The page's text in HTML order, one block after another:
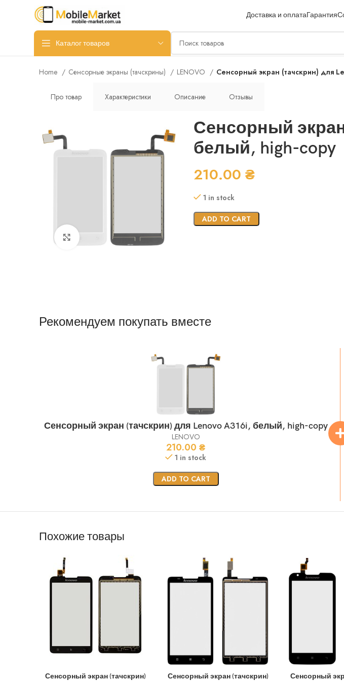
Доставка и оплатаГарантия
Каталог товаров
Home Сенсорные экраны (тачскрины) LENOVO Сенсорный экран (тачскрин) для
Про товар Характеристики Описание Отзывы
Нажмите, чтобы увеличить
Сенсорный
белый, high-copy
210.00 ₴
1 in stock
ADD TO CART
Рекомендуем покупать вместе
Сенсорный экран (тачскрин) для Lenovo A316i, белый, high-copy
LENOVO
210.00 ₴
1 in stock
ADD TO CART
Похожие товары
Сенсорный экран (тачскрин)
Сенсорный экран (тачскрин)
Сенсорный